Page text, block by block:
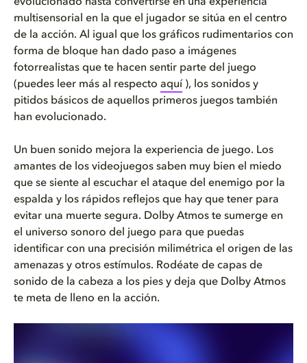
multisensorial en la que el jugador se sitúa en el centro
de la acción. Al igual que los gráficos rudimentarios con
forma de bloque han dado paso a imágenes
fotorrealistas que te hacen sentir parte del juego
(puedes leer más al respecto aquí ), los sonidos y
pitidos básicos de aquellos primeros juegos también
han evolucionado.
Un buen sonido mejora la experiencia de juego. Los
amantes de los videojuegos saben muy bien el miedo
que se siente al escuchar el ataque del enemigo por la
espalda y los rápidos reflejos que hay que tener para
evitar una muerte segura. Dolby Atmos te sumerge en
el universo sonoro del juego para que puedas
identificar con una precisión milimétrica el origen de las
amenazas y otros estímulos. Rodéate de capas de
sonido de la cabeza a los pies y deja que Dolby Atmos
te meta de lleno en la acción.